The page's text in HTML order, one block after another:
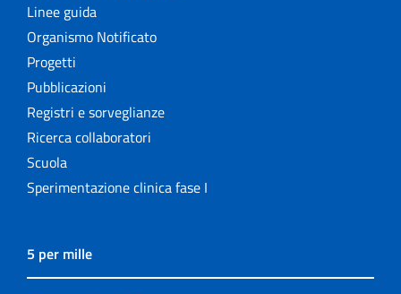
Linee guida
Organismo Notificato
Progetti
Pubblicazioni
Registri e sorveglianze
Ricerca collaboratori
Scuola
Sperimentazione clinica fase I
5 per mille